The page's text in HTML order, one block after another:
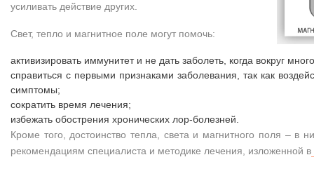
усиливать действие других.
Свет, тепло и магнитное поле могут помочь:
активизировать иммунитет и не дать заболеть, когда вокруг
справиться с первыми признаками заболевания, так как
симптомы;
сократить время лечения;
избежать обострения хронических лор-болезней.
Кроме того, достоинство тепла, света и магнитного поля – в
рекомендациям специалиста и методике лечения, изложенной в